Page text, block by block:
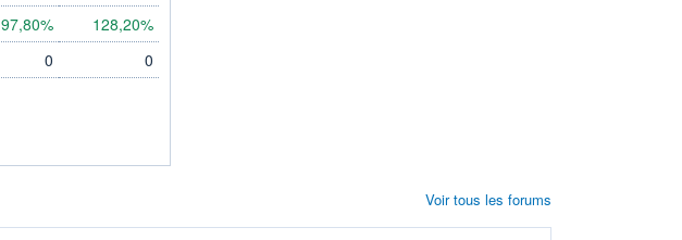
97,80% 128,20%
0 0
Voir tous les forums